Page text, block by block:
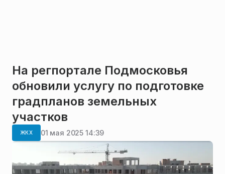
На регпортале Подмосковья
обновили услугу по подготовке
градпланов земельных
участков
ЖКХ 01 мая 2025 14:39